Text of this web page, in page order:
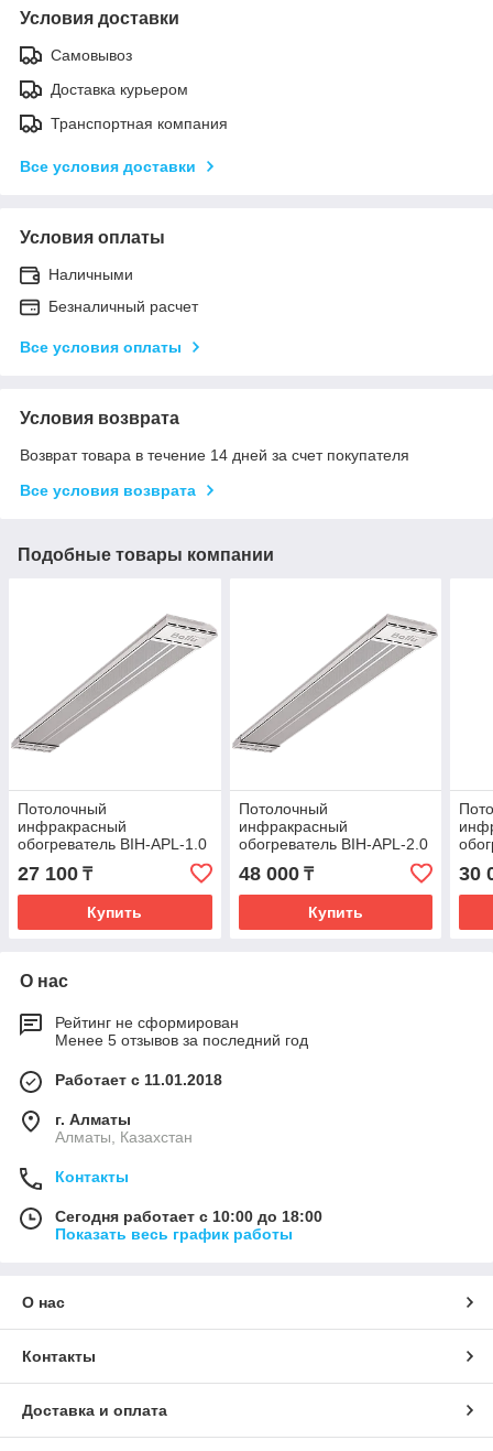
Условия доставки
Самовывоз
Доставка курьером
Транспортная компания
Все условия доставки
Условия оплаты
Наличными
Безналичный расчет
Все условия оплаты
Условия возврата
Возврат товара в течение 14 дней за счет покупателя
Все условия возврата
Подобные товары компании
Потолочный
инфракрасный
обогреватель BIH-APL-1.0
27 100 ₸
Купить
Потолочный
инфракрасный
обогреватель BIH-APL-2.0
48 000₸
Купить
30
О нас
Рейтинг не сформирован
Менее 5 отзывов за последний год
Работает с 11.01.2018
г. Алматы
Алматы, Казахстан
Контакты
Сегодня работает с 10:00 до 18:00
Показать весь график работы
О нас
Контакты
Доставка и оплата